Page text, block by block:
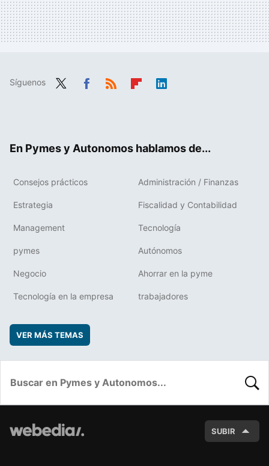
Síguenos
En Pymes y Autonomos hablamos de...
Consejos prácticos Administración / Finanzas
Estrategia Fiscalidad y Contabilidad
Management Tecnología
pymes Autónomos
Negocio Ahorrar en la pyme
Tecnología en la empresa trabajadores
VER MÁS TEMAS
SUBIR